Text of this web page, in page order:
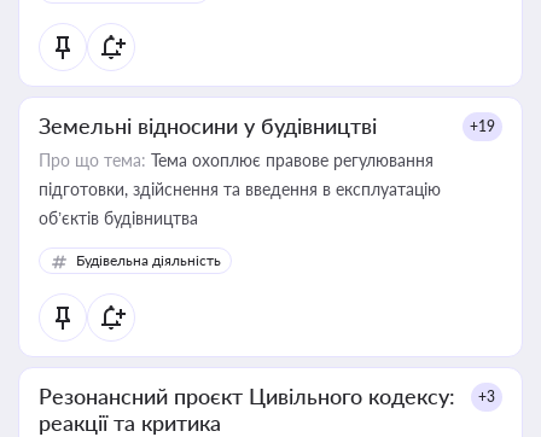
Земельні відносини у будівництві +19
Про що тема: Тема охоплює правове регулювання
підготовки, здійснення та введення в експлуатацію
об’єктів будівництва
Будівельна діяльність
Резонансний проєкт Цивільного кодексу:
реакції та критика
+3